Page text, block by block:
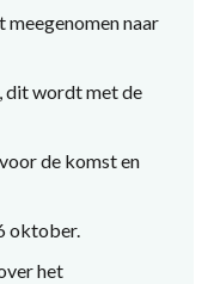
naar
dit wordt met de
de komst en
oktober.
het